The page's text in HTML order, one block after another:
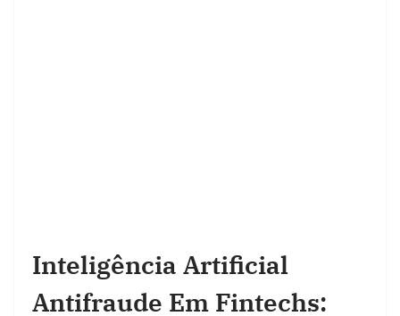
Inteligência Artificial
Antifraude Em Fintechs: